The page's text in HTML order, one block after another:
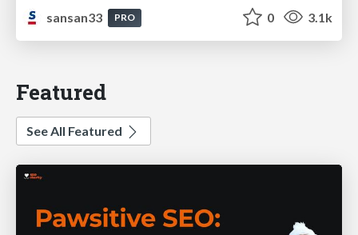
sansan33
PRO 0 3.1k
Featured
See All Featured